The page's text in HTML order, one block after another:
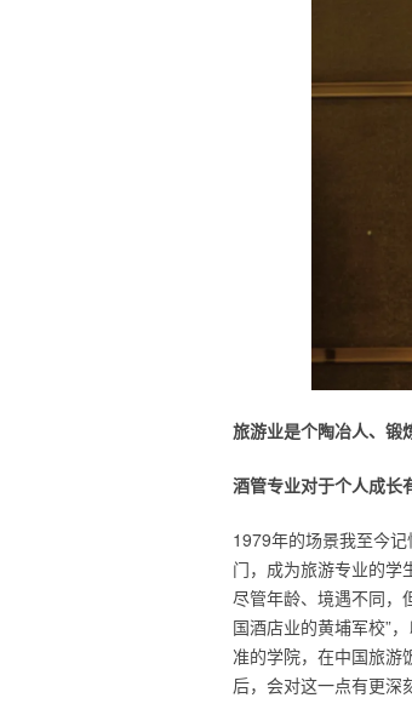
旅游业是个陶冶人、锻
酒管专业对于个人成长
1979年的场景我至今
门，成为旅游专业的学
尽管年龄、境遇不同，
国酒店业的黄埔军校”
准的学院，在中国旅游
后，会对这一点有更深